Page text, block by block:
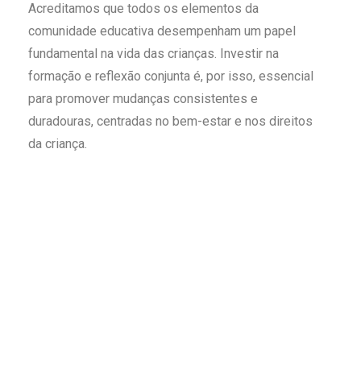
Acreditamos que todos os elementos da
comunidade educativa desempenham um papel
fundamental na vida das crianças. Investir na
formação e reflexão conjunta é, por isso, essencial
para promover mudanças consistentes e
duradouras, centradas no bem-estar e nos direitos
da criança.